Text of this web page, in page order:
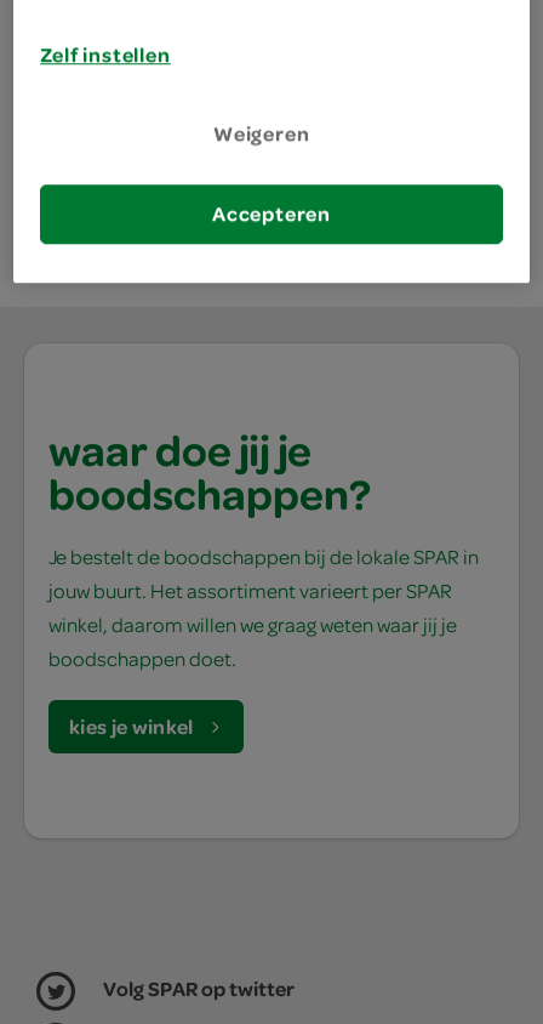
3.29 kies je SPAR
waar doe jij je
boodschappen?
Je bestelt de boodschappen bij de lokale SPAR in
jouw buurt. Het assortiment varieert per SPAR
winkel, daarom willen we graag weten waar jij je
boodschappen doet.
kies je winkel
Volg SPAR op twitter
Zelf instellen
Weigeren
Accepteren